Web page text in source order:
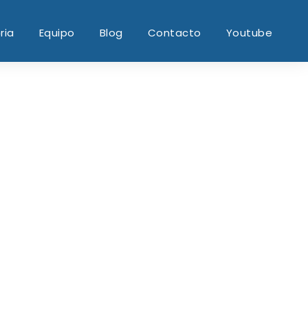
Equipo Blog Contacto Youtube